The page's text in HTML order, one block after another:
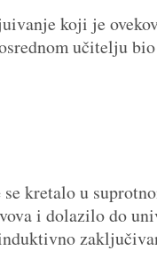
koji je
učitelju
se kretalo u
i dolazilo do